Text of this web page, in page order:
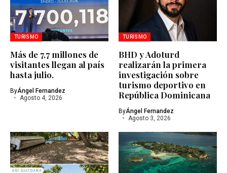
TURISMO
Más de 7,7 millones de
visitantes llegan al país
hasta julio.
ByÁngel Fernandez
Agosto 4, 2026
TURISMO
BHD y Adoturd
realizarán la primera
investigación sobre
turismo deportivo en
República Dominicana
ByÁngel Fernandez
Agosto 3, 2026